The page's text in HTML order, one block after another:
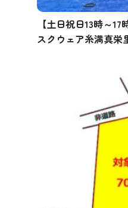
【土日祝日13時～
スクウェア糸満真栄